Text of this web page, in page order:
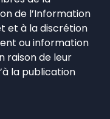
de l’Information
et à la discrétion
ou information
raison de leur
la publication